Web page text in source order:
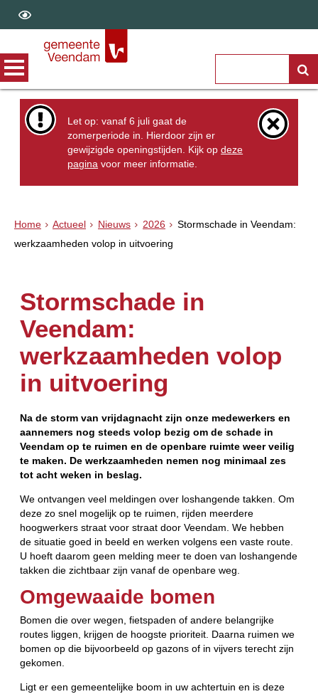
Let op: vanaf 6 juli gaat de
zomerperiode in. Hierdoor zijn er
gewijzigde openingstijden. Kijk opdeze
pagina voor meer informatie.
Home Actueel Nieuws 2026
Stormschade in Veendam:
werkzaamheden volop in uitvoering
Stormschade in
Veendam:
werkzaamheden volop
in uitvoering
Na de storm van vrijdagnacht zijn onze medewerkers en
aannemers nog steeds volop bezig om de schade in
Veendam op te ruimen en de openbare ruimte weer veilig
te maken. De werkzaamheden nemen nog minimaal zes
tot acht weken in beslag.
We ontvangen veel meldingen over loshangende takken. Om
deze zo snel mogelijk op te ruimen, rijden meerdere
hoogwerkers straat voor straat door Veendam. We hebben
de situatie goed in beeld en werken volgens een vaste route.
U hoeft daarom geen melding meer te doen van loshangende
takken die zichtbaar zijn vanaf de openbare weg.
Omgewaaide bomen
Bomen die over wegen, fietspaden of andere belangrijke
routes liggen, krijgen de hoogste prioriteit. Daarna ruimen we
bomen op die bijvoorbeeld op gazons of in vijvers terecht zijn
gekomen.
Ligt er een gemeentelijke boom in uw achtertuin en is deze